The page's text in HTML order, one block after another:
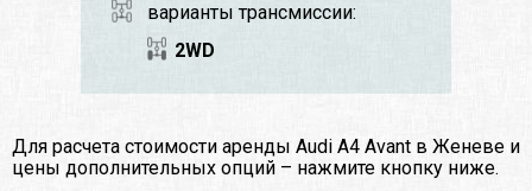
варианты трансмиссии:
2WD
Для расчета стоимости аренды Audi A4 Avant в Женеве и
цены дополнительных опций – нажмите кнопку ниже.